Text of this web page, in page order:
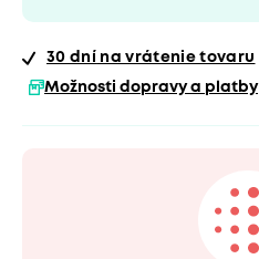
30 dní na vrátenie tovaru
Možnosti dopravy a platby